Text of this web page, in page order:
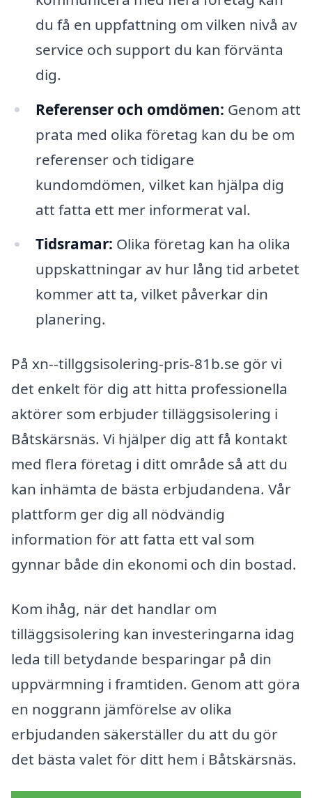
du få en uppfattning om vilken nivå av
service och support du kan förvänta
dig.
Referenser och omdömen: Genom att
prata med olika företag kan du be om
referenser och tidigare
kundomdömen, vilket kan hjälpa dig
att fatta ett mer informerat val.
Tidsramar: Olika företag kan ha olika
uppskattningar av hur lång tid arbetet
kommer att ta, vilket påverkar din
planering.
På xn--tillggsisolering-pris-81b.se gör vi
det enkelt för dig att hitta professionella
aktörer som erbjuder tilläggsisolering i
Båtskärsnäs. Vi hjälper dig att få kontakt
med flera företag i ditt område så att du
kan in­hämta de bästa erbjudandena. Vår
plattform ger dig all nödvändig
information för att fatta ett val som
gynnar både din ekonomi och din bostad.
Kom ihåg, när det handlar om
tilläggsisolering kan investeringarna idag
leda till betydande besparingar på din
uppvärmning i framtiden. Genom att göra
en noggrann jämförelse av olika
erbjudanden säkerställer du att du gör
det bästa valet för ditt hem i Båtskärsnäs.